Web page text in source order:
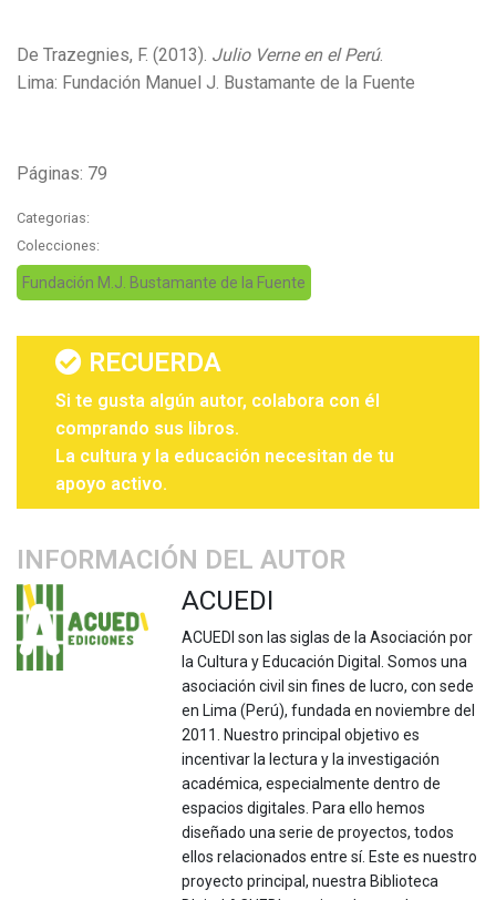
De Trazegnies, F. (2013). Julio Verne en el Perú.
Lima: Fundación Manuel J. Bustamante de la Fuente
Páginas: 79
Categorias:
Colecciones:
Fundación M.J. Bustamante de la Fuente
RECUERDA
Si te gusta algún autor, colabora con él
comprando sus libros.
La cultura y la educación necesitan de tu
apoyo activo.
INFORMACIÓN DEL AUTOR
ACUEDI
ACUEDI son las siglas de la Asociación por
la Cultura y Educación Digital. Somos una
asociación civil sin fines de lucro, con sede
en Lima (Perú), fundada en noviembre del
2011. Nuestro principal objetivo es
incentivar la lectura y la investigación
académica, especialmente dentro de
espacios digitales. Para ello hemos
diseñado una serie de proyectos, todos
ellos relacionados entre sí. Este es nuestro
proyecto principal, nuestra Biblioteca